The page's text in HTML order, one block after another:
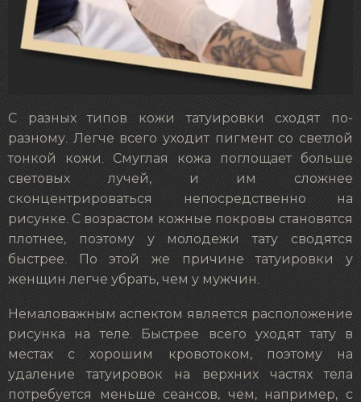
С разных типов кожи татуировки сходят по-
разному. Легче всего уходит пигмент со светлой
тонкой кожи. Смуглая кожа поглощает больше
световых лучей, и им сложнее
сконцентрироваться непосредственно на
рисунке. С возрастом кожные покровы становятся
плотнее, поэтому у молодежи тату сводятся
быстрее. По этой же причине татуировки у
женщин легче убрать, чем у мужчин.
Немаловажным аспектом является расположение
рисунка на теле. Быстрее всего уходят тату в
местах с хорошим кровотоком, поэтому на
удаление татуировок на верхних частях тела
потребуется меньше сеансов, чем, например, с